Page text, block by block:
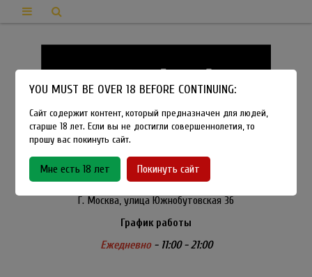
8-915-450-21-92
Розничный магазин Method Vapeshop
Г. Москва, улица Южнобутовская 36
График работы
Ежедневно- 11:00 - 21:00
YOU MUST BE OVER 18 BEFORE CONTINUING:
Сайт содержит контент, который предназначен для людей,
старше 18 лет. Если вы не достигли совершеннолетия, то
прошу вас покинуть сайт.
Мне есть 18 лет Покинуть сайт